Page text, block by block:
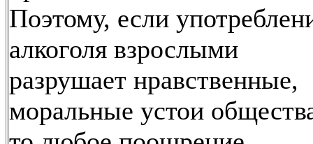
Поэтому, если
алкоголя взрослыми
разрушает нравственные,
моральные устои